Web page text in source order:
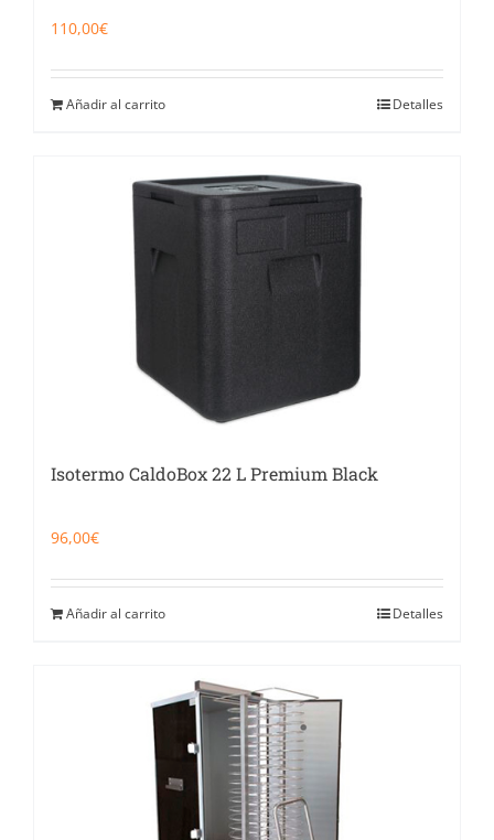
110,00€
Añadir al carrito Detalles
Isotermo CaldoBox 22 L Premium Black
96,00€
Añadir al carrito Detalles